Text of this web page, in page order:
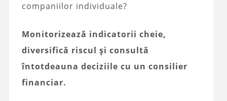
companiilor individuale?
Monitorizează indicatorii cheie,
diversifică riscul și consultă
întotdeauna deciziile cu un consilier
financiar.